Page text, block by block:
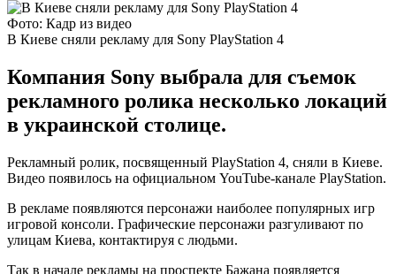
Фото: Кадр из видео
В Киеве сняли рекламу для Sony PlayStation 4
Компания Sony выбрала для съемок
рекламного ролика несколько локаций
в украинской столице.
Рекламный ролик, посвященный PlayStation 4, сняли в Киеве.
Видео появилось на официальном YouTube-канале PlayStation.
В рекламе появляются персонажи наиболее популярных игр
игровой консоли. Графические персонажи разгуливают по
улицам Киева, контактируя с людьми.
Так в начале рекламы на проспекте Бажана появляется